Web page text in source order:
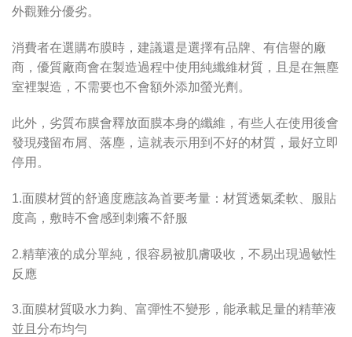
外觀難分優劣。
消費者在選購布膜時，建議還是選擇有品牌、有信譽的廠
商，優質廠商會在製造過程中使用純纖維材質，且是在無塵
室裡製造，不需要也不會額外添加螢光劑。
此外，劣質布膜會釋放面膜本身的纖維，有些人在使用後會
發現殘留布屑、落塵，這就表示用到不好的材質，最好立即
停用。
1.面膜材質的舒適度應該為首要考量：材質透氣柔軟、服貼
度高，敷時不會感到刺癢不舒服
2.精華液的成分單純，很容易被肌膚吸收，不易出現過敏性
反應
3.面膜材質吸水力夠、富彈性不變形，能承載足量的精華液
並且分布均勻